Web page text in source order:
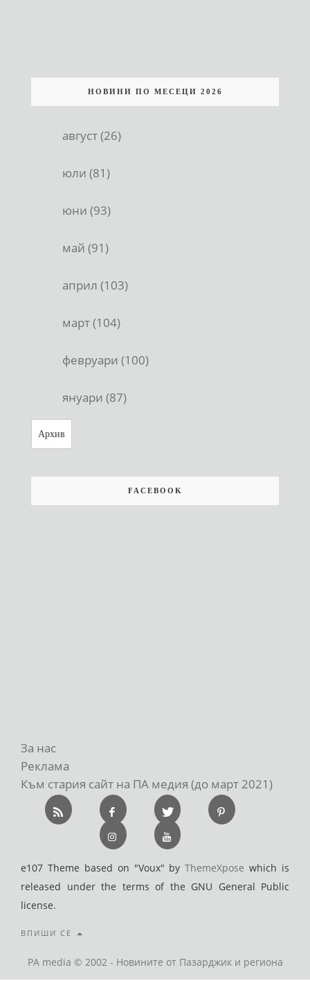
НОВИНИ ПО МЕСЕЦИ 2026
август (26)
юли (81)
юни (93)
май (91)
април (103)
март (104)
февруари (100)
януари (87)
Архив
FACEBOOK
За нас
Реклама
Към стария сайт на ПА медия (до март 2021)
e107 Theme based on "Voux" byThemeXpose which is
released under the terms of the GNU General Public
license.
ВПИШИ СЕ
PA media © 2002 - Новините от Пазарджик и региона